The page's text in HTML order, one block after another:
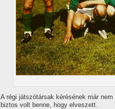
A régi játszótársak kérésének már
biztos volt benne, hogy elveszett.